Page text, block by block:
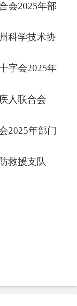
会2025年部
科学技术协
字会2025年
人联合会
2025年部门
救援支队